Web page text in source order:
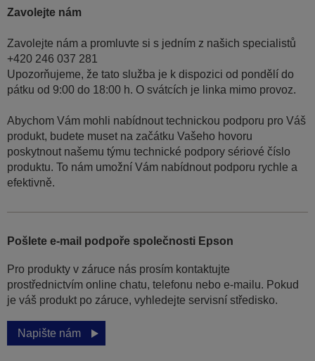
Zavolejte nám
Zavolejte nám a promluvte si s jedním z našich specialistů
+420 246 037 281
Upozorňujeme, že tato služba je k dispozici od pondělí do
pátku od 9:00 do 18:00 h. O svátcích je linka mimo provoz.
Abychom Vám mohli nabídnout technickou podporu pro Váš
produkt, budete muset na začátku Vašeho hovoru
poskytnout našemu týmu technické podpory sériové číslo
produktu. To nám umožní Vám nabídnout podporu rychle a
efektivně.
Pošlete e-mail podpoře společnosti Epson
Pro produkty v záruce nás prosím kontaktujte
prostřednictvím online chatu, telefonu nebo e-mailu. Pokud
je váš produkt po záruce, vyhledejte servisní středisko.
Napište nám